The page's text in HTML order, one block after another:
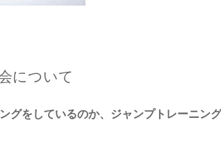
について
グをしているのか、ジャンプトレーニ